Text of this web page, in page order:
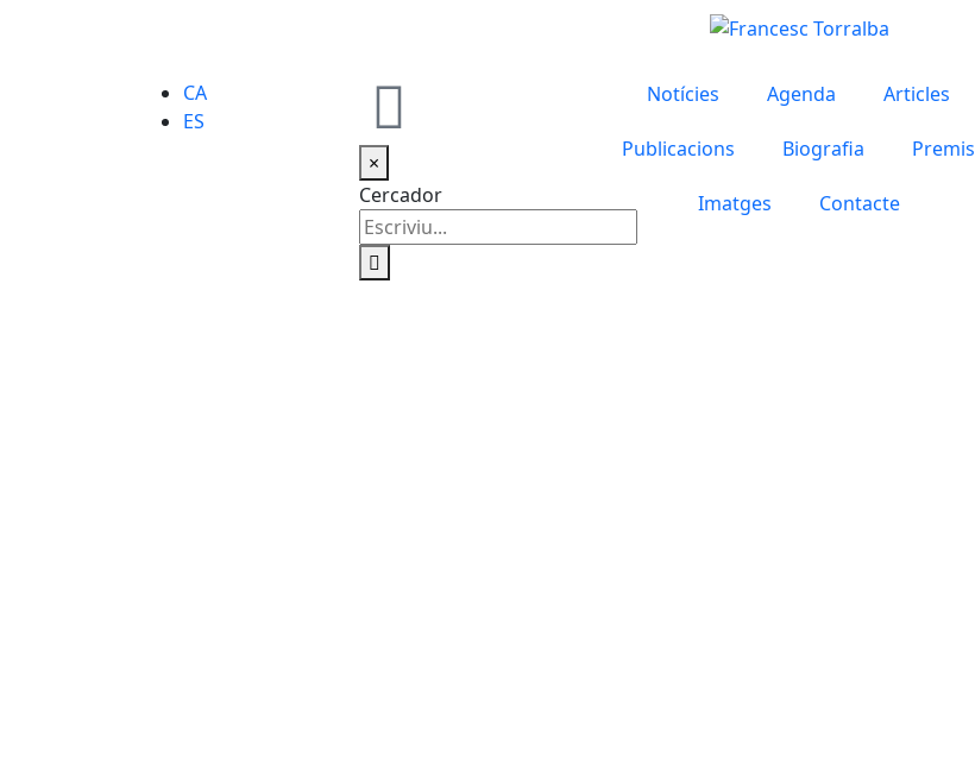
CA
ES
×
Cercador
Notícies Agenda Articles
Publicacions Biografia Premis
Imatges Contacte